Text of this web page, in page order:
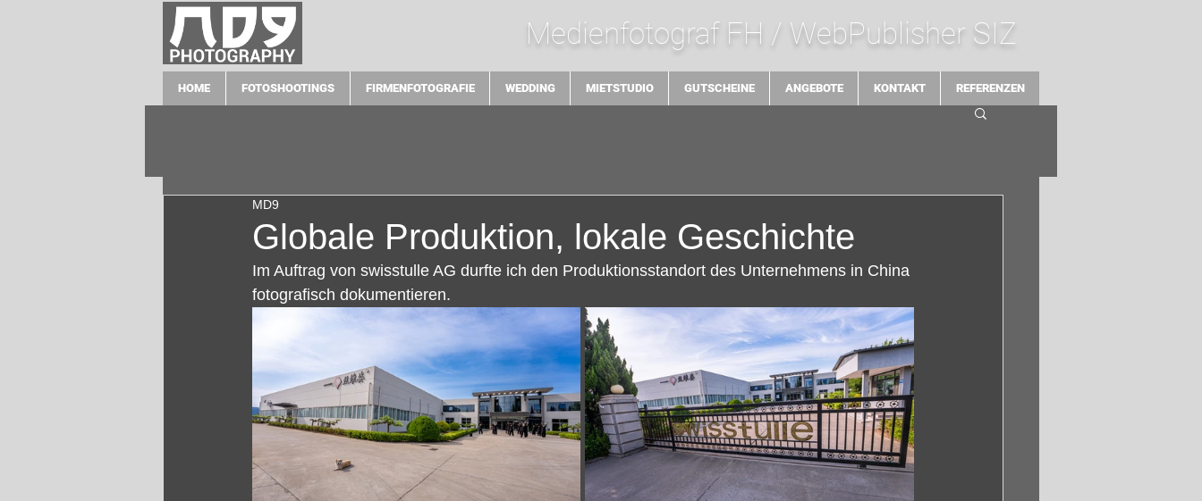
Medienfotograf FH / WebPublisher SIZ
HOME FOTOSHOOTINGS FIRMENFOTOGRAFIE WEDDING MIETSTUDIO GUTSCHEINE ANGEBOTE KONTAKT REFERENZEN
Globale Produktion, lokale Geschichte
MD9
Im Auftrag von swisstulle AG⁠ durfte ich den Produktionsstandort des Unternehmens in China
fotografisch dokumentieren.